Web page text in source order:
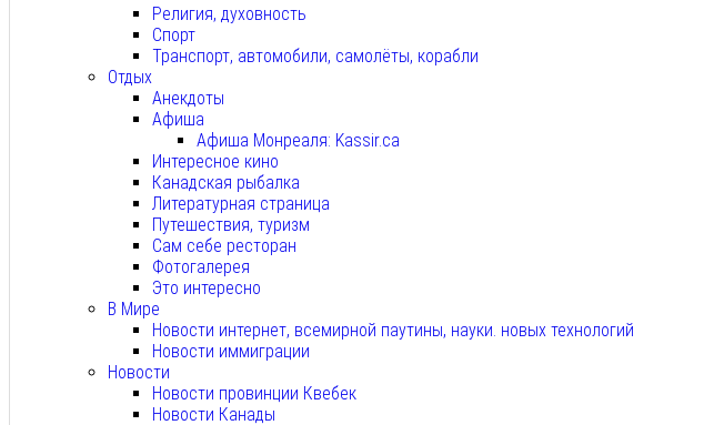
Религия, духовность
Спорт
Транспорт, автомобили, самолёты, корабли
Отдых
Анекдоты
Афиша
Афиша Монреаля: Kassir.ca
Интересное кино
Канадская рыбалка
Литературная страница
Путешествия, туризм
Сам себе ресторан
Фотогалерея
Это интересно
В Мире
Новости интернет, всемирной паутины, науки. новых технологий
Новости иммиграции
Новости
Новости провинции Квебек
Новости Канады